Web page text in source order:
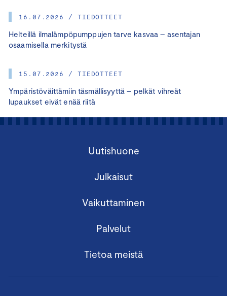
16.07.2026 / TIEDOTTEET
Helteillä ilmalämpöpumppujen tarve kasvaa – asentajan
osaamisella merkitystä
15.07.2026 / TIEDOTTEET
Ympäristöväittämiin täsmällisyyttä – pelkät vihreät
lupaukset eivät enää riitä
Uutishuone
Julkaisut
Vaikuttaminen
Palvelut
Tietoa meistä